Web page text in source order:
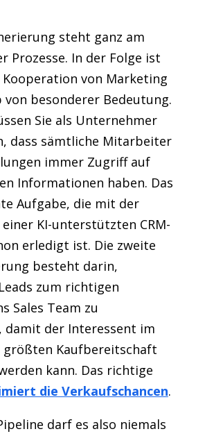
steht ganz am
Prozesse. In der Folge ist
von Marketing
besonderer Bedeutung.
Sie als Unternehmer
dass sämtliche Mitarbeiter
immer Zugriff auf
Informationen haben. Das
Aufgabe, die mit der
KI-unterstützten CRM-
erledigt ist. Die zweite
besteht darin,
zum richtigen
Sales Team zu
der Interessent im
größten Kaufbereitschaft
kann. Das richtige
die Verkaufschancen.
darf es also niemals